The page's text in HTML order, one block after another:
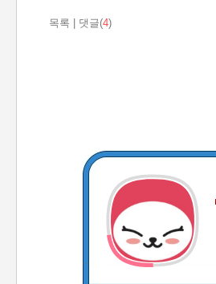
목록 댓글(4)